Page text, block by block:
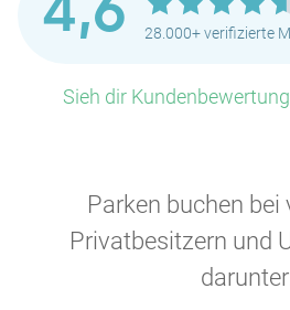
4,6 28.000+ verifizierte
Sieh dir
Parken buchen bei
Privatbesitzern und